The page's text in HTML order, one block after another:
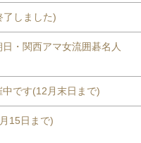
了しました)
・関西アマ女流囲碁名人
です(12月末日まで)
15日まで)